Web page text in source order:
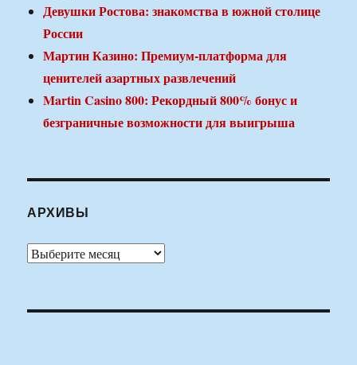
Девушки Ростова: знакомства в южной столице
России
Мартин Казино: Премиум-платформа для
ценителей азартных развлечений
Martin Casino 800: Рекордный 800% бонус и
безграничные возможности для выигрыша
АРХИВЫ
Архивы